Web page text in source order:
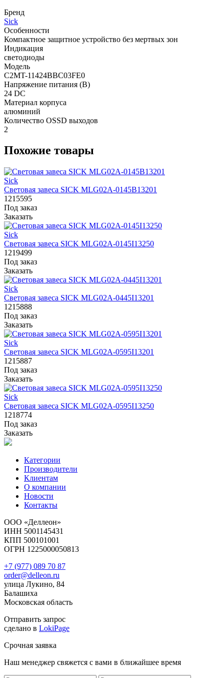
Бренд
Sick
Особенности
Компактное защитное устройство без мертвых зон
Индикация
светодиоды
Модель
C2MT-11424BBC03FE0
Напряжение питания (В)
24 DC
Материал корпуса
алюминий
Количество OSSD выходов
2
Похожие товары
Sick
Световая завеса SICK MLG02A-0145B13201
1215595
Под заказ
Заказать
Sick
Световая завеса SICK MLG02A-0145I13250
1219499
Под заказ
Заказать
Sick
Световая завеса SICK MLG02A-0445I13201
1215888
Под заказ
Заказать
Sick
Световая завеса SICK MLG02A-0595I13201
1215887
Под заказ
Заказать
Sick
Световая завеса SICK MLG02A-0595I13250
1218774
Под заказ
Заказать
Категории
Производители
Клиентам
О компании
Новости
Контакты
ООО «Деллеон»
ИНН 5001145431
КПП 500101001
ОГРН 1225000050813
+7 (977) 089 70 87
order@delleon.ru
улица Лукино, 84
Балашиха
Московская область
Отправить запрос
сделано в LokiPage
Срочная заявка
Наш менеджер свяжется с вами в ближайшее время